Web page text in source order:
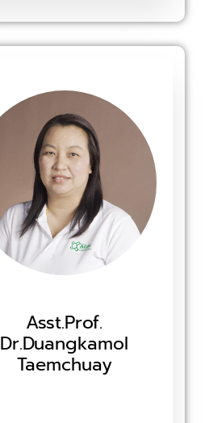
Asst.Prof.
Dr.Duangkamol
Taemchuay